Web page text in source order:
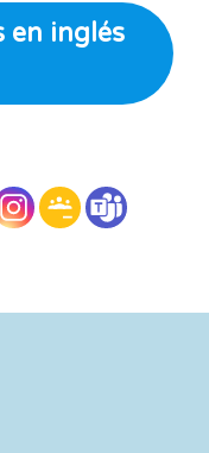
en inglés